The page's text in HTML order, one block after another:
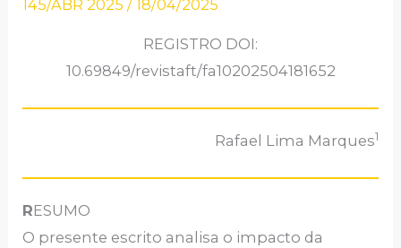
145/ABR 2025 /18/04/2025
REGISTRO DOI:
10.69849/revistaft/fa10202504181652
Rafael Lima Marques1
RESUMO
O presente escrito analisa o impacto da